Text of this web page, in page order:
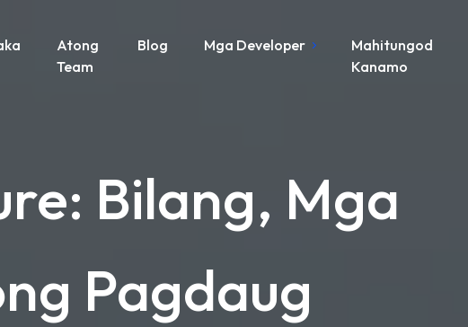
Atong
Team
Blog Mga Developer
Mahitungod
Kanamo
Bilang, Mga
Pagdaug